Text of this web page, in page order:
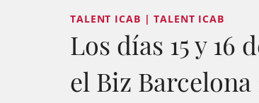
TALENT ICAB | TALENT ICAB
Los días 15 y 16
el Biz Barcelona